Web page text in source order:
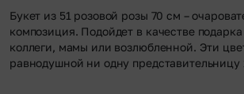
Букет из 51 розовой розы 70 см –
композиция. Подойдет в качестве
коллеги, мамы или возлюбленной. Эти
равнодушной ни одну